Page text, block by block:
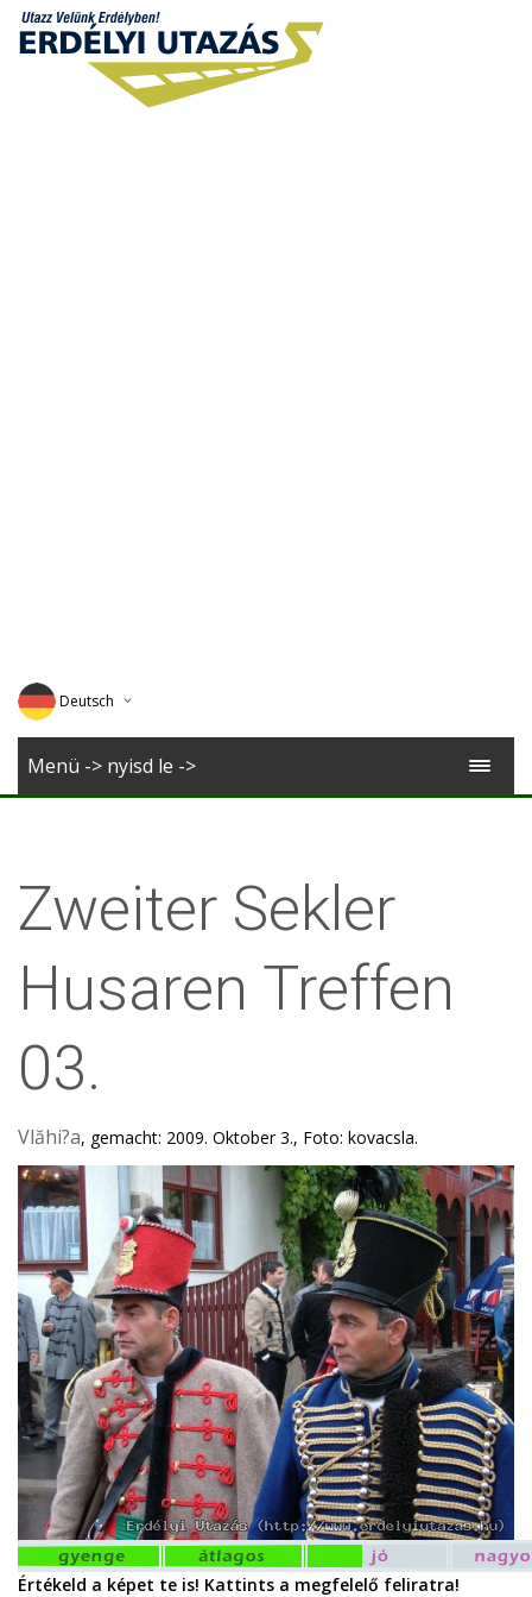
Deutsch
English
Menü -> nyisd le ->
Zweiter Sekler
Husaren Treffen
03.
Vlăhi?a, gemacht: 2009. Oktober 3., Foto: kovacsla.
Értékeld a képet te is! Kattints a megfelelő feliratra!